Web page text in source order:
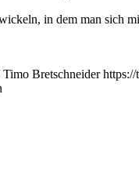
in dem man sich
Timo Bretschneider